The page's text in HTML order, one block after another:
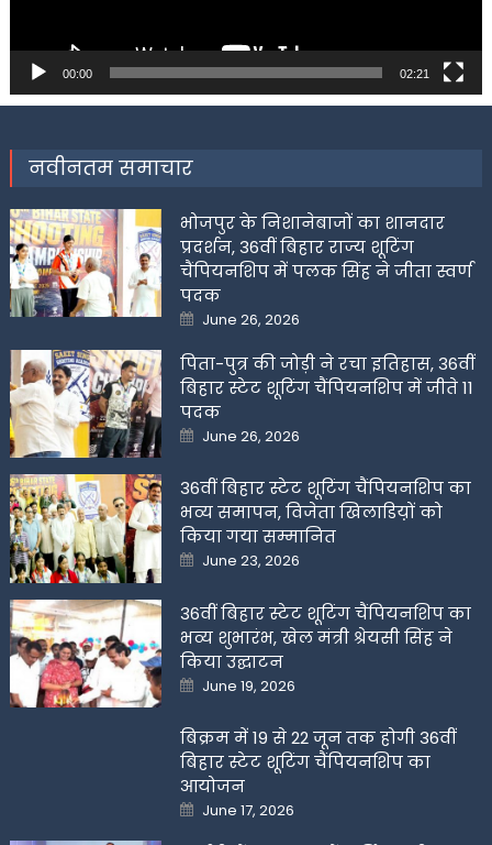
00:00 02:21
नवीनतम समाचार
भोजपुर के निशानेबाजों का शानदार
प्रदर्शन, 36वीं बिहार राज्य शूटिंग
चैंपियनशिप में पलक सिंह ने जीता स्वर्ण
पदक
Posted
on
June 26, 2026
पिता-पुत्र की जोड़ी ने रचा इतिहास, 36वीं
बिहार स्टेट शूटिंग चैंपियनशिप में जीते 11
पदक
Posted
on
June 26, 2026
36वीं बिहार स्टेट शूटिंग चैंपियनशिप का
भव्य समापन, विजेता खिलाडिय़ों को
किया गया सम्मानित
Posted
on
June 23, 2026
36वीं बिहार स्टेट शूटिंग चैंपियनशिप का
भव्य शुभारंभ, खेल मंत्री श्रेयसी सिंह ने
किया उद्घाटन
Posted
on
June 19, 2026
बिक्रम में 19 से 22 जून तक होगी 36वीं
बिहार स्टेट शूटिंग चैंपियनशिप का
आयोजन
Posted
on
June 17, 2026